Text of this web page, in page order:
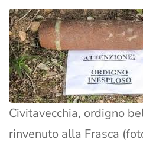
Civitavecchia, ordigno
rinvenuto alla Frasca